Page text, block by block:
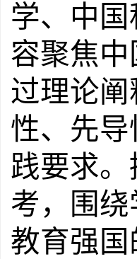
学、中
容聚焦
过理论
性、先
践要求
考，围
教育强